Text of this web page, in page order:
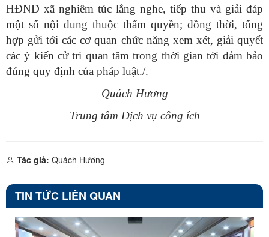
HĐND xã nghiêm túc lắng nghe, tiếp thu và giải đáp
một số nội dung thuộc thẩm quyền; đồng thời, tổng
hợp gửi tới các cơ quan chức năng xem xét, giải quyết
các ý kiến cử tri quan tâm trong thời gian tới đảm bảo
đúng quy định của pháp luật./.
Quách Hương
Trung tâm Dịch vụ công ích
Tác giả: Quách Hương
TIN TỨC LIÊN QUAN